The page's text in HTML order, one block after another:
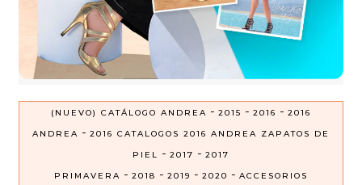
(NUEVO) CATÁLOGO ANDREA - 2015 - 2016 - 2016
ANDREA - 2016 CATALOGOS 2016 ANDREA ZAPATOS DE
PIEL
- 2017 - 2017
PRIMAVERA - 2018 - 2019 - 2020 - ACCESORIOS